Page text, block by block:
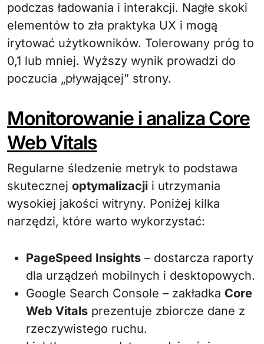
podczas ładowania i interakcji. Nagłe skoki
elementów to zła praktyka UX i mogą
irytować użytkowników. Tolerowany próg to
0,1 lub mniej. Wyższy wynik prowadzi do
poczucia „pływającej” strony.
Monitorowanie i analiza Core
Web Vitals
Regularne śledzenie metryk to podstawa
skutecznej optymalizacji i utrzymania
wysokiej jakości witryny. Poniżej kilka
narzędzi, które warto wykorzystać:
PageSpeed Insights – dostarcza raporty
dla urządzeń mobilnych i desktopowych.
Google Search Console – zakładka Core
Web Vitals prezentuje zbiorcze dane z
rzeczywistego ruchu.